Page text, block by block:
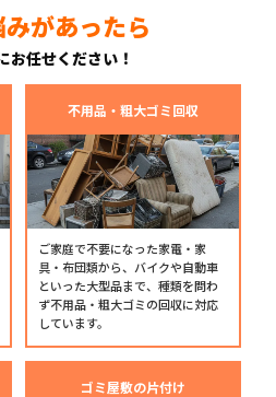
があったら
お任せください！
不用品・粗大ゴミ回収
ご家庭で不要になった家電・家
具・布団類から、バイクや自動車
といった大型品まで、種類を問わ
ず不用品・粗大ゴミの回収に対応
しています。
ゴミ屋敷の片付け